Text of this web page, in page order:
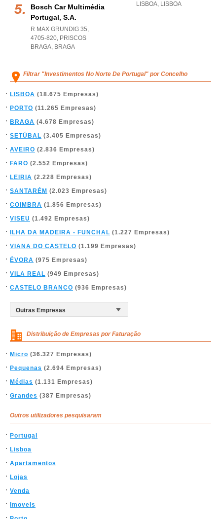
Bosch Car Multimédia
Portugal, S.a.
R MAX GRUNDIG 35,
4705-820, PRISCOS
BRAGA, BRAGA
LISBOA, LISBOA
Filtrar "Investimentos No Norte De Portugal" por Concelho
LISBOA (18.675 Empresas)
PORTO (11.265 Empresas)
BRAGA (4.678 Empresas)
SETÚBAL (3.405 Empresas)
AVEIRO (2.836 Empresas)
FARO (2.552 Empresas)
LEIRIA (2.228 Empresas)
SANTARÉM (2.023 Empresas)
COIMBRA (1.856 Empresas)
VISEU (1.492 Empresas)
ILHA DA MADEIRA - FUNCHAL (1.227 Empresas)
VIANA DO CASTELO (1.199 Empresas)
ÉVORA (975 Empresas)
VILA REAL (949 Empresas)
CASTELO BRANCO (936 Empresas)
Distribuição de Empresas por Faturação
Micro (36.327 Empresas)
Pequenas (2.694 Empresas)
Médias (1.131 Empresas)
Grandes (387 Empresas)
Outros utilizadores pesquisaram
Portugal
Lisboa
Apartamentos
Lojas
Venda
Imoveis